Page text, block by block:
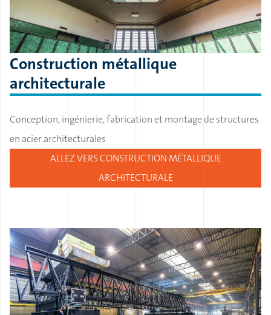
Construction métallique
architecturale
Conception, ingénierie, fabrication et montage de structures
en acier architecturales
ALLEZ VERS CONSTRUCTION MÉTALLIQUE
ARCHITECTURALE